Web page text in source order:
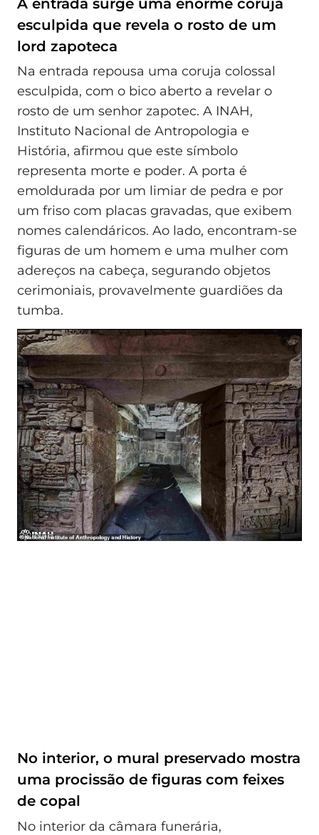
À entrada surge uma enorme coruja
esculpida que revela o rosto de um
lord zapoteca
Na entrada repousa uma coruja colossal
esculpida, com o bico aberto a revelar o
rosto de um senhor zapotec. A INAH,
Instituto Nacional de Antropologia e
História, afirmou que este símbolo
representa morte e poder. A porta é
emoldurada por um limiar de pedra e por
um friso com placas gravadas, que exibem
nomes calendáricos. Ao lado, encontram-se
figuras de um homem e uma mulher com
adereços na cabeça, segurando objetos
cerimoniais, provavelmente guardiões da
tumba.
No interior, o mural preservado mostra
uma procissão de figuras com feixes
de copal
No interior da câmara funerária,